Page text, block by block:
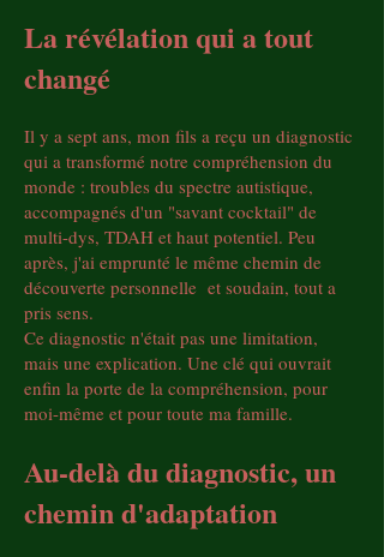
La révélation qui a tout
changé
Il y a sept ans, mon fils a reçu un diagnostic
qui a transformé notre compréhension du
monde : troubles du spectre autistique,
accompagnés d'un "savant cocktail" de
multi-dys, TDAH et haut potentiel. Peu
après, j'ai emprunté le même chemin de
découverte personnelle et soudain, tout a
pris sens.
Ce diagnostic n'était pas une limitation,
mais une explication. Une clé qui ouvrait
enfin la porte de la compréhension, pour
moi-même et pour toute ma famille.
Au-delà du diagnostic, un
chemin d'adaptation